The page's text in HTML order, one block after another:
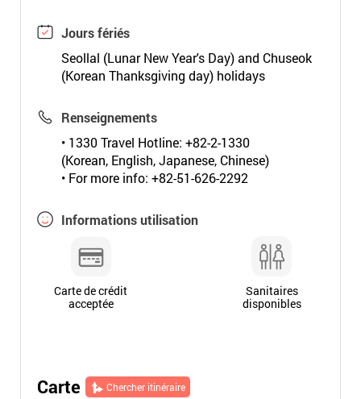
Jours fériés
Seollal (Lunar New Year's Day) and Chuseok
(Korean Thanksgiving day) holidays
Renseignements
• 1330 Travel Hotline: +82-2-1330
(Korean, English, Japanese, Chinese)
• For more info: +82-51-626-2292
Informations utilisation
Carte de crédit
acceptée
Sanitaires
disponibles
Carte Chercher itinéraire